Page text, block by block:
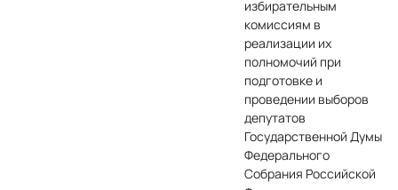
избирательным
комиссиям в
реализации их
полномочий при
подготовке и
проведении выборов
депутатов
Государственной Думы
Федерального
Собрания Российской